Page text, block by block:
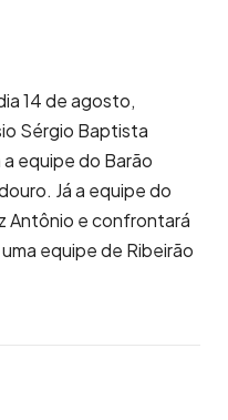
14 de agosto,
Sérgio Baptista
equipe do Barão
Já a equipe do
Antônio e confrontará
equipe de Ribeirão